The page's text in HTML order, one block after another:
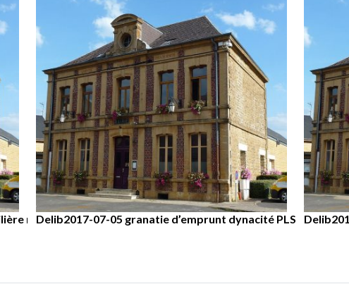
la participation financière au titre de la démoustication
Delib2017-07-14 délibération portant délégation de
Delib2017-07-11 mise en oeuvre des rythmes scolaires
BN 98
Delib2017-07-08 modification et création des tarifs des
rhone-alpes
Delib2017-07-05 granatie d’emprunt dynacité PLS